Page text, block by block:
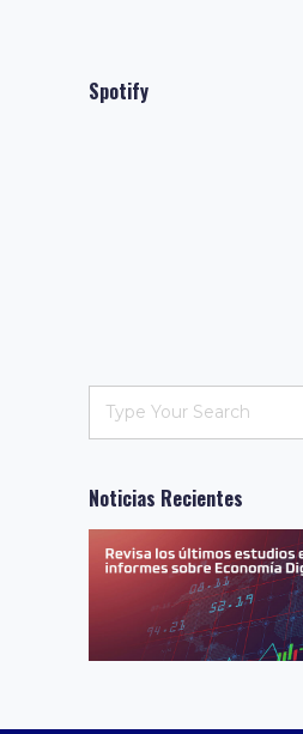
Spotify
Noticias Recientes